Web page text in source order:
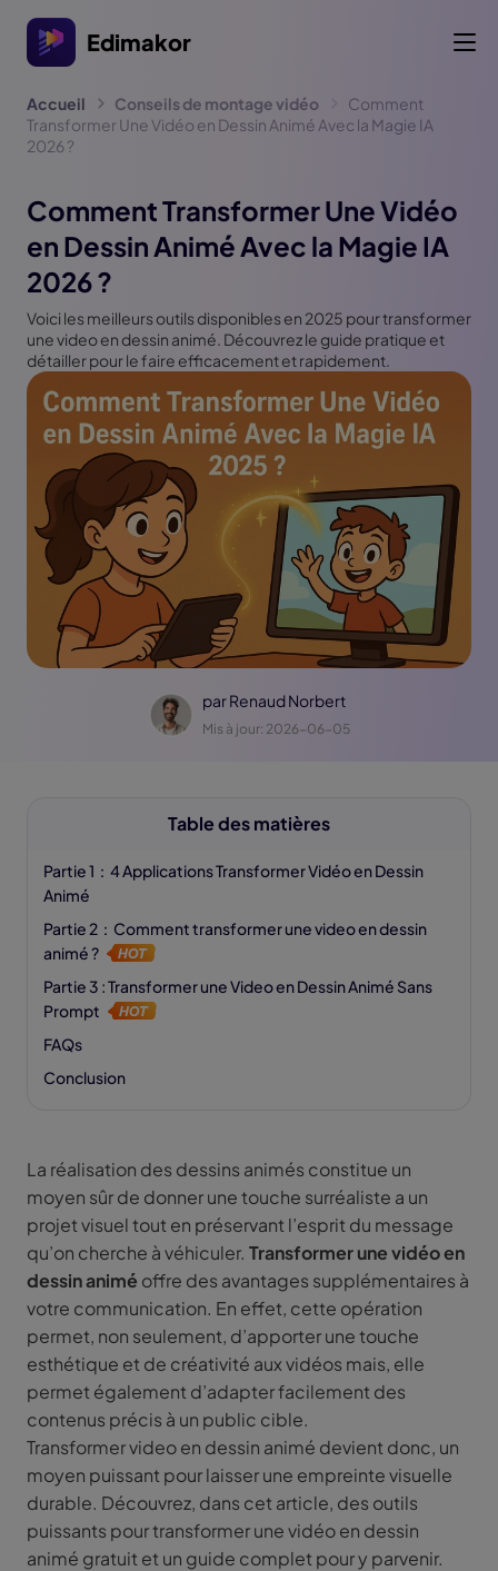
Edimakor
Accueil Conseils de montage vidéo
Comment
Transformer Une Vidéo en Dessin Animé Avec la Magie IA
2026 ?
Comment Transformer Une Vidéo
en Dessin Animé Avec la Magie IA
2026 ?
Voici les meilleurs outils disponibles en 2025 pour transformer
une video en dessin animé. Découvrez le guide pratique et
détailler pour le faire efficacement et rapidement.
parRenaud Norbert
Mis à jour: 2026-06-05
Table des matières
Partie 1：4 Applications Transformer Vidéo en Dessin
Animé
Partie 2：Comment transformer une video en dessin
animé ?
Partie 3 : Transformer une Video en Dessin Animé Sans
Prompt
FAQs
Conclusion
La réalisation des dessins animés constitue un
moyen sûr de donner une touche surréaliste a un
projet visuel tout en préservant l’esprit du message
qu’on cherche à véhiculer. Transformer une vidéo en
dessin animé offre des avantages supplémentaires à
votre communication. En effet, cette opération
permet, non seulement, d’apporter une touche
esthétique et de créativité aux vidéos mais, elle
permet également d’adapter facilement des
contenus précis à un public cible.
Transformer video en dessin animé devient donc, un
moyen puissant pour laisser une empreinte visuelle
durable. Découvrez, dans cet article, des outils
puissants pour transformer une vidéo en dessin
animé gratuit et un guide complet pour y parvenir.